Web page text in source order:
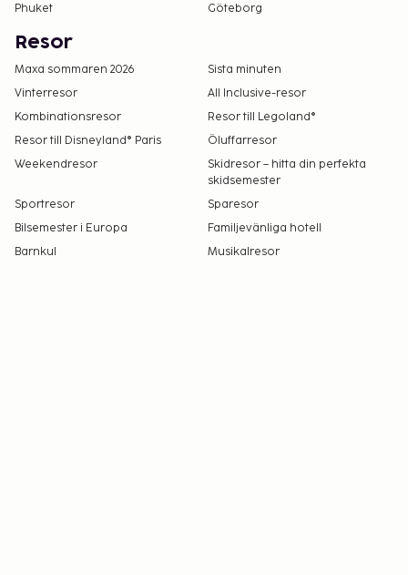
Phuket
Göteborg
Resor
Maxa sommaren 2026
Sista minuten
Vinterresor
All Inclusive-resor
Kombinationsresor
Resor till Legoland®
Resor till Disneyland® Paris
Öluffarresor
Weekendresor
Skidresor – hitta din perfekta
skidsemester
Sportresor
Sparesor
Bilsemester i Europa
Familjevänliga hotell
Barnkul
Musikalresor